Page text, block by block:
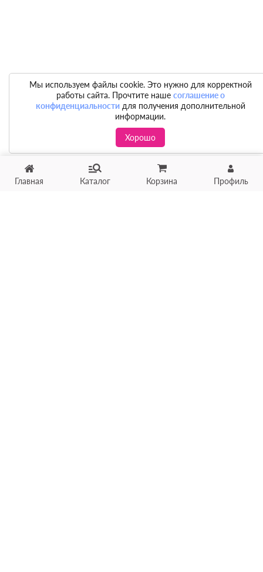
Главная Каталог Корзина Профиль
Мы используем файлы cookie. Это нужно для корректной
работы сайта. Прочтите наше соглашение о
конфиденциальностидля получения дополнительной
информации.
Хорошо